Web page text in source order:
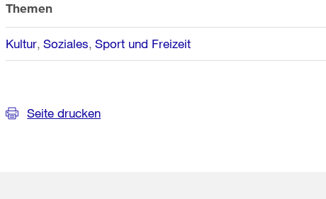
Themen
Kultur Soziales Sport und Freizeit
Seite drucken